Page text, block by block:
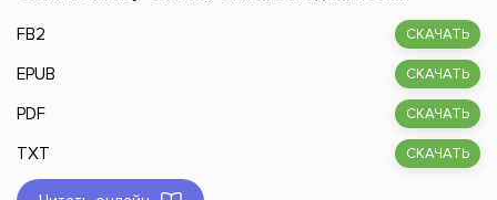
FB2 СКАЧАТЬ
EPUB СКАЧАТЬ
PDF СКАЧАТЬ
TXT СКАЧАТЬ